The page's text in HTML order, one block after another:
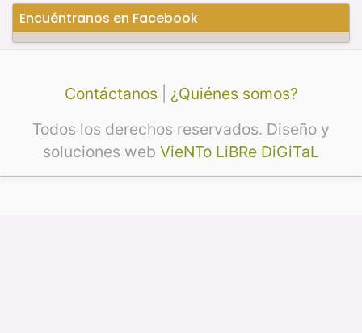
Encuéntranos en Facebook
Contáctanos
¿Quiénes somos?
Todos los derechos reservados. Diseño y
soluciones web VieNTo LiBRe DiGiTaL